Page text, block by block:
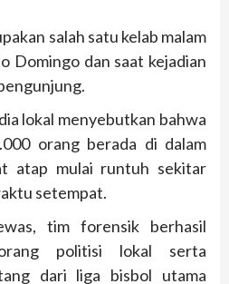
salah satu kelab malam
Domingo dan saat kejadian
lokal menyebutkan bahwa
orang berada di dalam
atap mulai runtuh sekitar
setempat.
tim forensik berhasil
politisi lokal serta
dari liga bisbol utama